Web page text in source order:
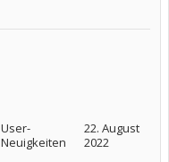
User-
Neuigkeiten
22. August
2022